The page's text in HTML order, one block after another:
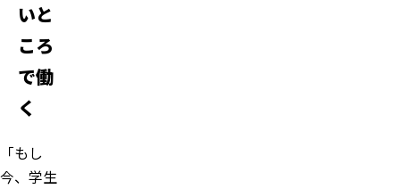
いと
ころ
で働
く
「もし
今、学生